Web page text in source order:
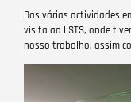
Das várias actividades
visita ao LSTS, onde
nosso trabalho, assim